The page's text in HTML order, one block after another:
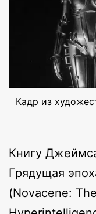
Кадр из
Книгу
Грядущая
(Novacene: